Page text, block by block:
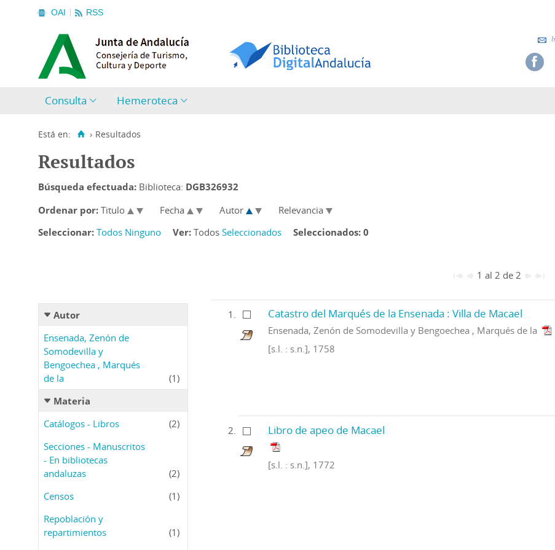
OAI RSS
Consulta Hemeroteca
Está en: › Resultados
Resultados
Búsqueda efectuada: Biblioteca: DGB326932
Ordenar por: Titulo Fecha Autor
Relevancia
Seleccionar: Todos Ninguno Ver: Todos Seleccionados Seleccionados: 0
Autor
Ensenada, Zenón de
Somodevilla y
Bengoechea , Marqués
de la
(1)
Materia
Catálogos - Libros
(2)
Secciones - Manuscritos
- En bibliotecas
andaluzas
(2)
Censos
(1)
Repoblación y
repartimientos
(1)
1 al 2 de 2
Catastro del Marqués de la Ensenada : Villa de Macael
Ensenada, Zenón de Somodevilla y Bengoechea , Marqués de la
[s.l. : s.n.], 1758
Libro de apeo de Macael
[s.l. : s.n.], 1772